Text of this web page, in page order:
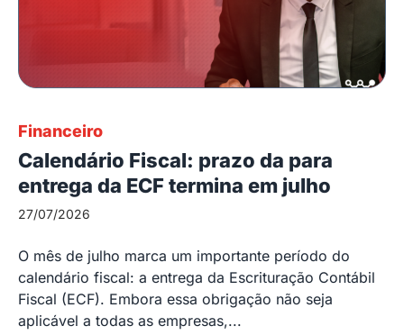
Financeiro
Calendário Fiscal: prazo da para
entrega da ECF termina em julho
27/07/2026
O mês de julho marca um importante período do
calendário fiscal: a entrega da Escrituração Contábil
Fiscal (ECF). Embora essa obrigação não seja
aplicável a todas as empresas,...